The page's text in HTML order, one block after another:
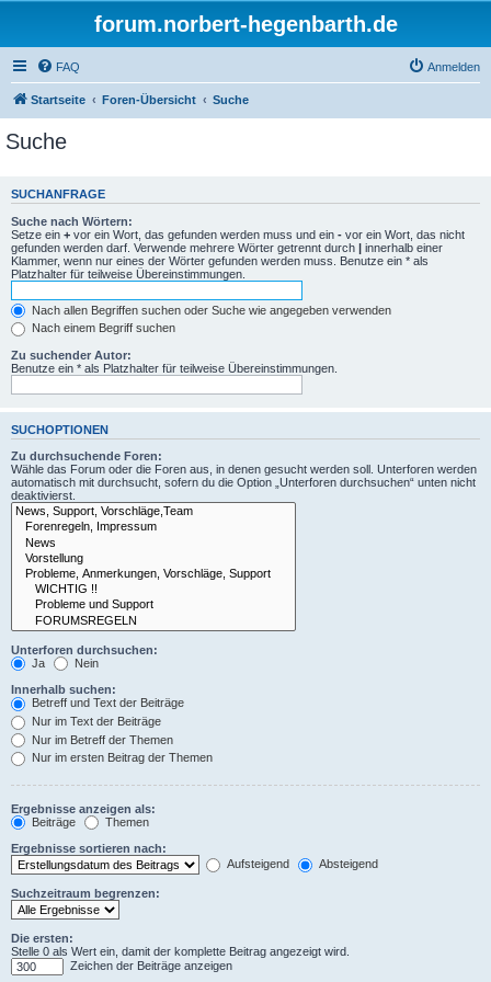
forum.norbert-hegenbarth.de
FAQ Anmelden
Startseite Foren-Übersicht Suche
Suche
SUCHANFRAGE
Suche nach Wörtern:
Setze ein + vor ein Wort, das gefunden werden muss und ein - vor ein Wort, das nicht
gefunden werden darf. Verwende mehrere Wörter getrennt durch | innerhalb einer
Klammer, wenn nur eines der Wörter gefunden werden muss. Benutze ein * als
Platzhalter für teilweise Übereinstimmungen.
Nach allen Begriffen suchen oder Suche wie angegeben verwenden
Nach einem Begriff suchen
Zu suchender Autor:
Benutze ein * als Platzhalter für teilweise Übereinstimmungen.
SUCHOPTIONEN
Zu durchsuchende Foren:
Wähle das Forum oder die Foren aus, in denen gesucht werden soll. Unterforen werden
automatisch mit durchsucht, sofern du die Option „Unterforen durchsuchen“ unten nicht
deaktivierst.
Unterforen durchsuchen:
Ja
Nein
Innerhalb suchen:
Betreff und Text der Beiträge
Nur im Text der Beiträge
Nur im Betreff der Themen
Nur im ersten Beitrag der Themen
Ergebnisse anzeigen als:
Beiträge
Themen
Ergebnisse sortieren nach:
Aufsteigend
Absteigend
Suchzeitraum begrenzen:
Die ersten:
Stelle 0 als Wert ein, damit der komplette Beitrag angezeigt wird.
Zeichen der Beiträge anzeigen